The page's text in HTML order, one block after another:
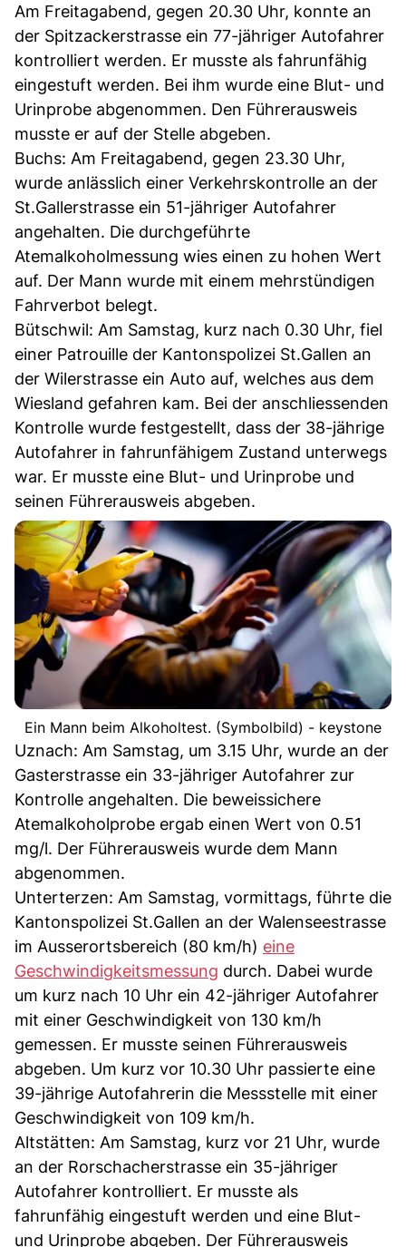
Am Freitagabend, gegen 20.30 Uhr, konnte an
der Spitzackerstrasse ein 77-jähriger Autofahrer
kontrolliert werden. Er musste als fahrunfähig
eingestuft werden. Bei ihm wurde eine Blut- und
Urinprobe abgenommen. Den Führerausweis
musste er auf der Stelle abgeben.
Buchs: Am Freitagabend, gegen 23.30 Uhr,
wurde anlässlich einer Verkehrskontrolle an der
St.Gallerstrasse ein 51-jähriger Autofahrer
angehalten. Die durchgeführte
Atemalkoholmessung wies einen zu hohen Wert
auf. Der Mann wurde mit einem mehrstündigen
Fahrverbot belegt.
Bütschwil: Am Samstag, kurz nach 0.30 Uhr, fiel
einer Patrouille der Kantonspolizei St.Gallen an
der Wilerstrasse ein Auto auf, welches aus dem
Wiesland gefahren kam. Bei der anschliessenden
Kontrolle wurde festgestellt, dass der 38-jährige
Autofahrer in fahrunfähigem Zustand unterwegs
war. Er musste eine Blut- und Urinprobe und
seinen Führerausweis abgeben.
Ein Mann beim Alkoholtest. (Symbolbild) - keystone
Uznach: Am Samstag, um 3.15 Uhr, wurde an der
Gasterstrasse ein 33-jähriger Autofahrer zur
Kontrolle angehalten. Die beweissichere
Atemalkoholprobe ergab einen Wert von 0.51
mg/l. Der Führerausweis wurde dem Mann
abgenommen.
Unterterzen: Am Samstag, vormittags, führte die
Kantonspolizei St.Gallen an der Walenseestrasse
im Ausserortsbereich (80 km/h) eine
Geschwindigkeitsmessung durch. Dabei wurde
um kurz nach 10 Uhr ein 42-jähriger Autofahrer
mit einer Geschwindigkeit von 130 km/h
gemessen. Er musste seinen Führerausweis
abgeben. Um kurz vor 10.30 Uhr passierte eine
39-jährige Autofahrerin die Messstelle mit einer
Geschwindigkeit von 109 km/h.
Altstätten: Am Samstag, kurz vor 21 Uhr, wurde
an der Rorschacherstrasse ein 35-jähriger
Autofahrer kontrolliert. Er musste als
fahrunfähig eingestuft werden und eine Blut-
und Urinprobe abgeben. Der Führerausweis